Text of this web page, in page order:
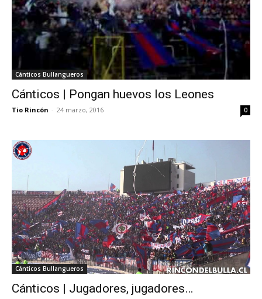
Cánticos Bullangueros
Cánticos | Pongan huevos los Leones
Tio Rincón - 24 marzo, 2016 0
Cánticos Bullangueros
Cánticos | Jugadores, jugadores…